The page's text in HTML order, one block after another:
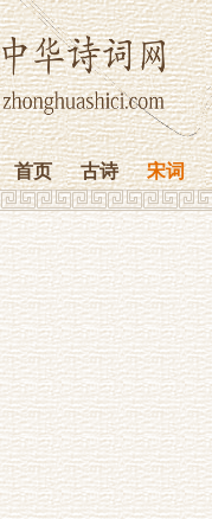
首页 古诗 宋词